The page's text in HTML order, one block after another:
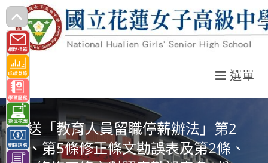
跳
轉
至
主
要
內
容
選單
檢送「教育人員留職停薪辦法」第2
條、第5條修正條文勘誤表及第2條、